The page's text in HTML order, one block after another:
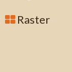
Raster